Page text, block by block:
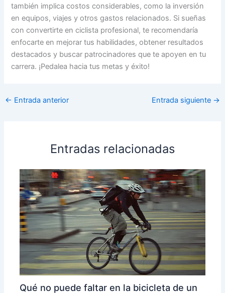
también implica costos considerables, como la inversión
en equipos, viajes y otros gastos relacionados. Si sueñas
con convertirte en ciclista profesional, te recomendaría
enfocarte en mejorar tus habilidades, obtener resultados
destacados y buscar patrocinadores que te apoyen en tu
carrera. ¡Pedalea hacia tus metas y éxito!
← Entrada anterior Entrada siguiente →
Entradas relacionadas
Qué no puede faltar en la bicicleta de un